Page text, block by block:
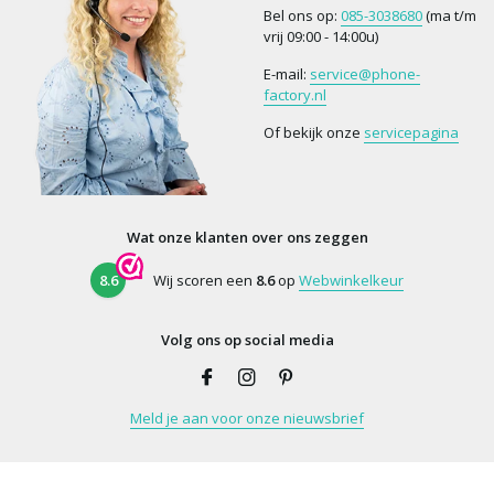
Bel ons op: 085-3038680(ma t/m
vrij 09:00 - 14:00u)
E-mail: service@phone-
factory.nl
Of bekijk onze servicepagina
Wat onze klanten over ons zeggen
8.6 Wij scoren een 8.6op Webwinkelkeur
Volg ons op social media
Meld je aan voor onze nieuwsbrief